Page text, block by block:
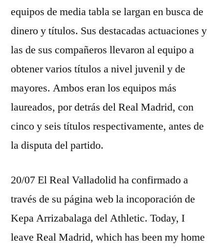
equipos de media tabla se largan en busca de
dinero y títulos. Sus destacadas actuaciones y
las de sus compañeros llevaron al equipo a
obtener varios títulos a nivel juvenil y de
mayores. Ambos eran los equipos más
laureados, por detrás del Real Madrid, con
cinco y seis títulos respectivamente, antes de
la disputa del partido.
20/07 El Real Valladolid ha confirmado a
través de su página web la incoporación de
Kepa Arrizabalaga del Athletic. Today, I
leave Real Madrid, which has been my home